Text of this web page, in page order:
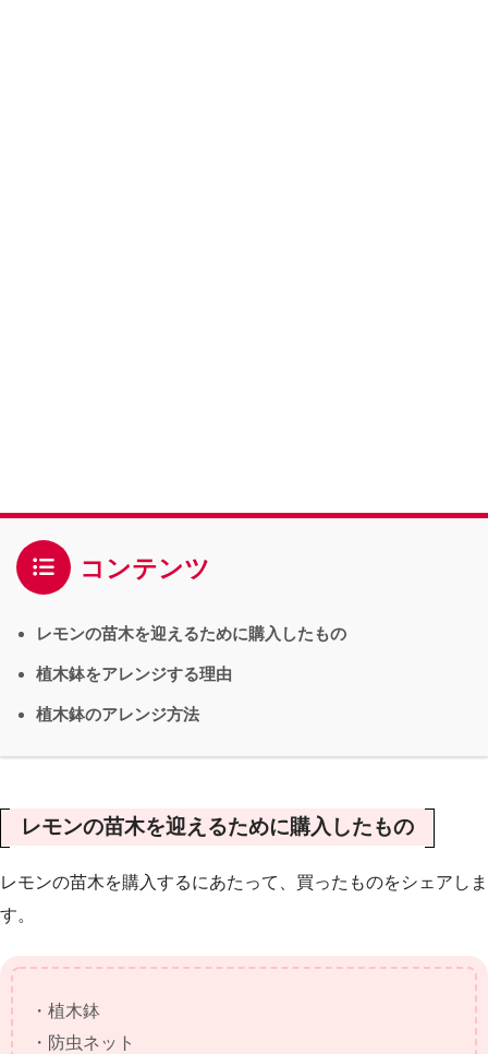
コンテンツ
レモンの苗木を迎えるために購入したもの
植木鉢をアレンジする理由
植木鉢のアレンジ方法
レモンの苗木を迎えるために購入したもの
レモンの苗木を購入するにあたって、買ったものをシェアしま
す。
・植木鉢
・防虫ネット